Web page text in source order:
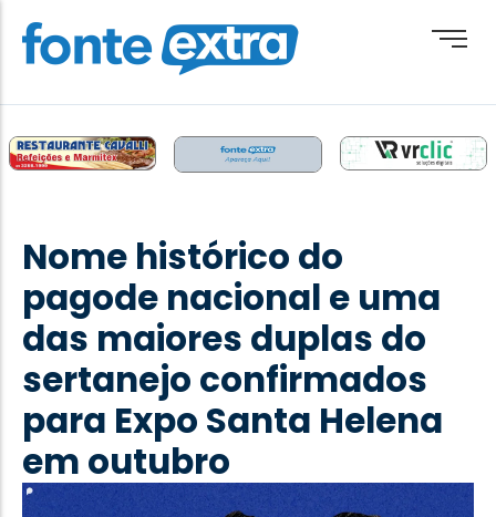
Destaque
Esporte
Geral
Obituário
Paraguai
Paraná
Nome histórico do
pagode nacional e uma
das maiores duplas do
sertanejo confirmados
para Expo Santa Helena
em outubro